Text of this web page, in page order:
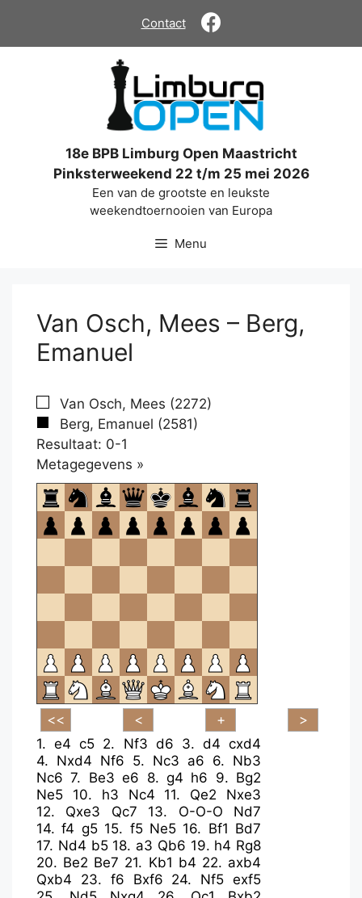
de
Contact
18e BPB Limburg Open Maastricht
Pinksterweekend 22 t/m 25 mei 2026
Een van de grootste en leukste
weekendtoernooien van Europa
Menu
Van Osch, Mees – Berg,
Emanuel
Van Osch, Mees (2272)
Berg, Emanuel (2581)
Resultaat: 0-1
Metagegevens »
om
te
openen.
1.e4 c5 2. Nf3 d6 3. d4 cxd4
4. Nxd4 Nf6 5. Nc3 a6 6. Nb3
Nc6 7. Be3 e6 8. g4 h6 9. Bg2
Ne5
10. h3 Nc4 11. Qe2
Nxe3
12. Qxe3 Qc7 13. O-O-O
Nd7
14.f4 g5 15. f5 Ne5 16. Bf1 Bd7
17. Nd4 b5 18. a3 Qb6 19. h4 Rg8
20. Be2 Be7 21. Kb1 b4 22. axb4
Qxb4
23. f6 Bxf6 24. Nf5 exf5